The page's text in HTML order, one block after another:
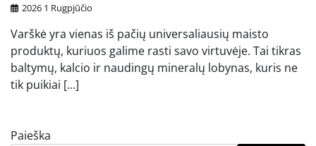
2026 1 Rugpjūčio
Varškė yra vienas iš pačių universaliausių maisto
produktų, kuriuos galime rasti savo virtuvėje. Tai tikras
baltymų, kalcio ir naudingų mineralų lobynas, kuris ne
tik puikiai […]
Paieška